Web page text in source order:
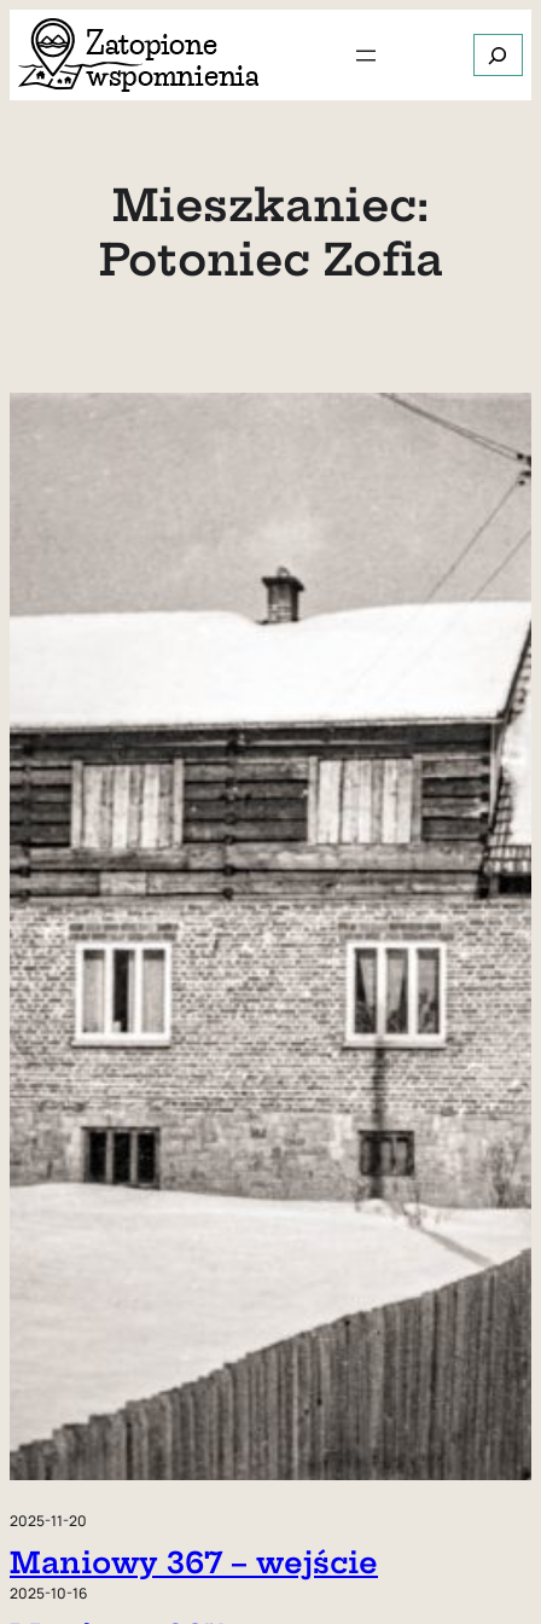
Przejdź
do
treści
Szukaj
Mieszkaniec:
Potoniec Zofia
2025-11-20
Maniowy 367 – wejście
2025-10-16